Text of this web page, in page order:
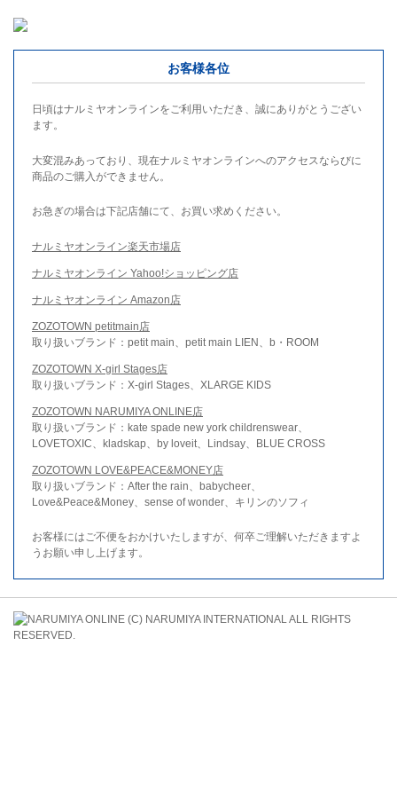
お客様各位
日頃はナルミヤオンラインをご利用いただき、誠にありがとうござい
ます。
大変混みあっており、現在ナルミヤオンラインへのアクセスならびに
商品のご購入ができません。
お急ぎの場合は下記店舗にて、お買い求めください。
ナルミヤオンライン楽天市場店
ナルミヤオンライン Yahoo!ショッピング店
ナルミヤオンライン Amazon店
ZOZOTOWN petitmain店
取り扱いブランド：petit main、petit main LIEN、b・ROOM
ZOZOTOWN X-girl Stages店
取り扱いブランド：X-girl Stages、XLARGE KIDS
ZOZOTOWN NARUMIYA ONLINE店
取り扱いブランド：kate spade new york childrenswear、
LOVETOXIC、kladskap、by loveit、Lindsay、BLUE CROSS
ZOZOTOWN LOVE&PEACE&MONEY店
取り扱いブランド：After the rain、babycheer、
Love&Peace&Money、sense of wonder、キリンのソフィ
お客様にはご不便をおかけいたしますが、何卒ご理解いただきますよ
うお願い申し上げます。